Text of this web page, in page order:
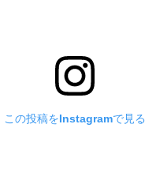
この投稿をInstagramで見る